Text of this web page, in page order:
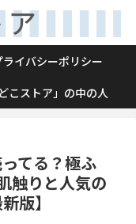
ライバシーポリシー
どこストア」の中の人
てる？極ふ
触りと人気の
版】